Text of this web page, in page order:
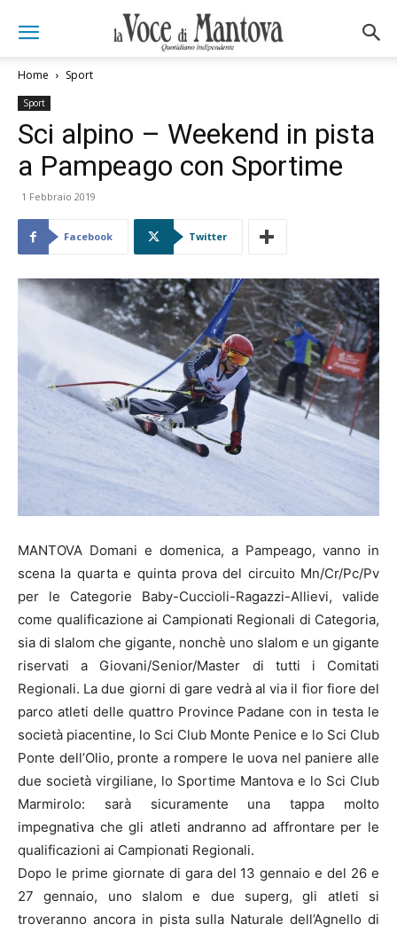
Home Sport
Sport
Sci alpino – Weekend in pista
a Pampeago con Sportime
1 Febbraio 2019
Facebook Twitter
MANTOVA Domani e domenica, a Pampeago, vanno in
scena la quarta e quinta prova del circuito Mn/Cr/Pc/Pv
per le Categorie Baby-Cuccioli-Ragazzi-Allievi, valide
come qualificazione ai Campionati Regionali di Categoria,
sia di slalom che gigante, nonchè uno slalom e un gigante
riservati a Giovani/Senior/Master di tutti i Comitati
Regionali. La due giorni di gare vedrà al via il fior fiore del
parco atleti delle quattro Province Padane con in testa le
società piacentine, lo Sci Club Monte Penice e lo Sci Club
Ponte dell’Olio, pronte a rompere le uova nel paniere alle
due società virgiliane, lo Sportime Mantova e lo Sci Club
Marmirolo: sarà sicuramente una tappa molto
impegnativa che gli atleti andranno ad affrontare per le
qualificazioni ai Campionati Regionali.
Dopo le prime giornate di gara del 13 gennaio e del 26 e
27 gennaio, uno slalom e due superg, gli atleti si
troveranno ancora in pista sulla Naturale dell’Agnello di